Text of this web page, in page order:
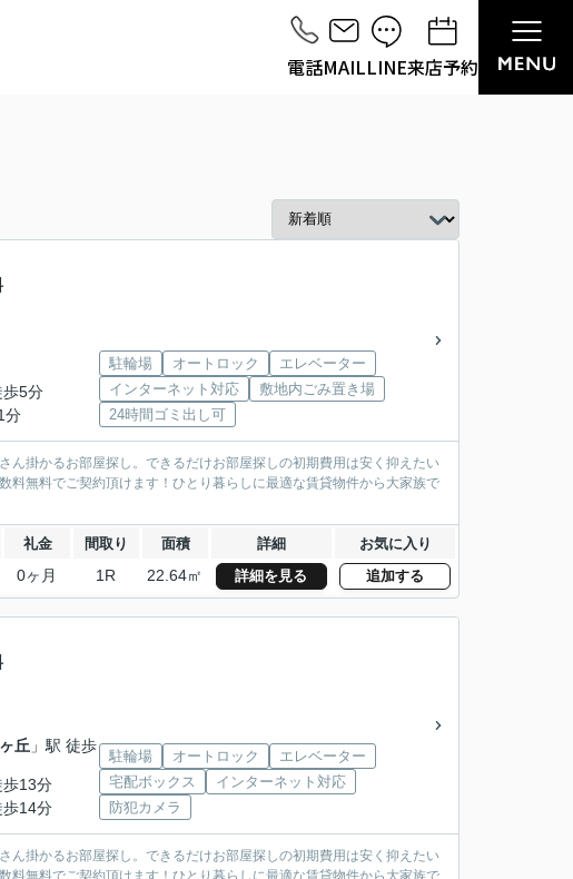
電話MAILLINE来店予約
5分
分
駐輪場 オートロック
エレベーター
インターネット対応
敷地内ごみ置き場
24時間ゴミ出し可
掛かるお部屋探し。できるだけお部屋探しの初期費用は安く抑えたい
無料でご契約頂けます！ひとり暮らしに最適な賃貸物件から大家族で
礼金 間取り 面積 詳細 お気に入り
0ヶ月 1R 22.64㎡ 詳細を見る 追加する
丘 」駅 徒歩
歩13分
14分
駐輪場 オートロック
エレベーター
宅配ボックス
インターネット対応
防犯カメラ
掛かるお部屋探し。できるだけお部屋探しの初期費用は安く抑えたい
無料でご契約頂けます！ひとり暮らしに最適な賃貸物件から大家族で